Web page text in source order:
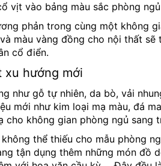
vịt vào bảng màu sắc phòng
phản trong cùng một không
màu vàng đồng cho nội thất
cổ điển.
xu hướng mới
như gỗ tự nhiên, da bò, vải
mới như kim loại mạ màu, đá
cho không gian phòng ngủ sang
thể thiếu cho mẫu phòng
tận dụng thêm những món đồ